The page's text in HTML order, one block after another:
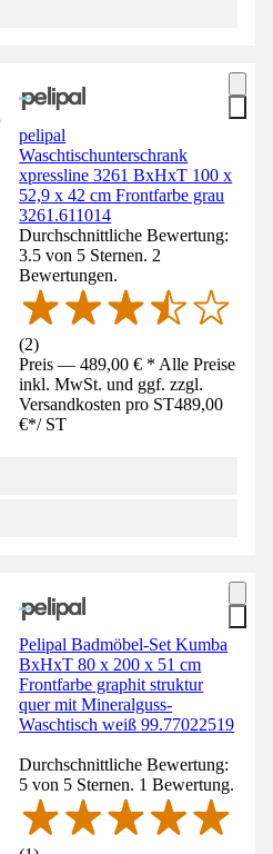
pelipal
Waschtischunterschrank
xpressline 3261 BxHxT 100 x
52,9 x 42 cm Frontfarbe grau
3261.611014
Durchschnittliche Bewertung:
3.5 von 5 Sternen. 2
Bewertungen.
(2)
Preis — 489,00 € * Alle Preise
inkl. MwSt. und ggf. zzgl.
Versandkosten pro ST489,00
€*/ ST
Pelipal Badmöbel-Set Kumba
BxHxT 80 x 200 x 51 cm
Frontfarbe graphit struktur
quer mit Mineralguss-
Waschtisch weiß 99.77022519
Durchschnittliche Bewertung:
5 von 5 Sternen. 1 Bewertung.